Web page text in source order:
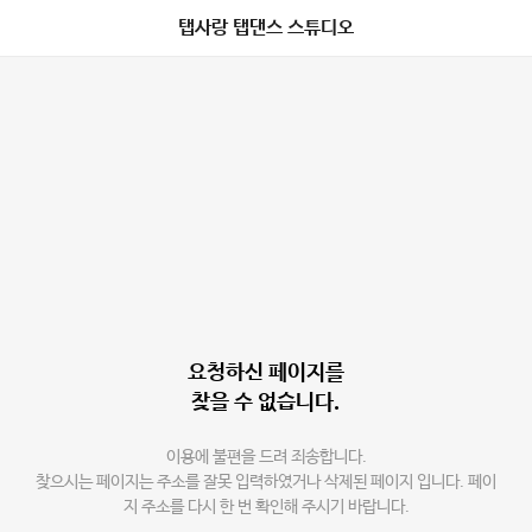
탭사랑 탭댄스 스튜디오
요청하신 페이지를
찾을 수 없습니다.
이용에 불편을 드려 죄송합니다.
찾으시는 페이지는 주소를 잘못 입력하였거나 삭제된 페이지 입니다. 페이
지 주소를 다시 한 번 확인해 주시기 바랍니다.